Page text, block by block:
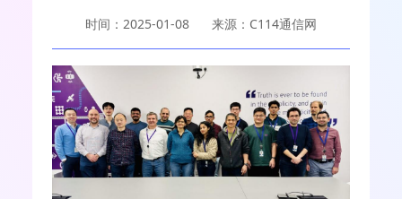
时间：2025-01-08 来源：C114通信网